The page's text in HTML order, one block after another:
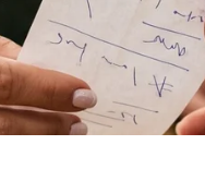
Ver todo
Descubri herramientas que
potencian